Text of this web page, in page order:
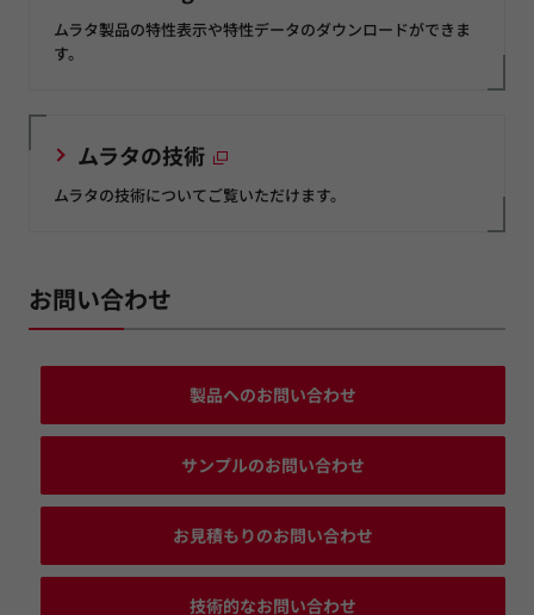
ムラタ製品の特性表示や特性データのダウンロードができま
す。
ムラタの技術
ムラタの技術についてご覧いただけます。
お問い合わせ
製品へのお問い合わせ
サンプルのお問い合わせ
お見積もりのお問い合わせ
技術的なお問い合わせ